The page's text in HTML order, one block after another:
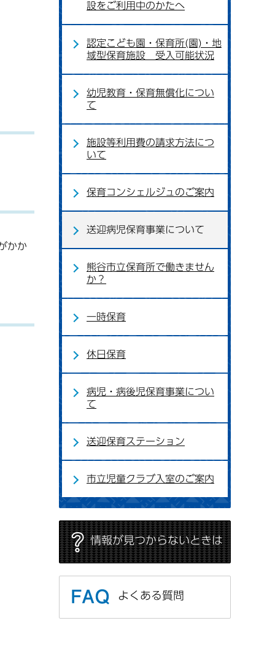
かか
設をご利用中のかたへ
認定こども園・保育所(園)・地
域型保育施設 受入可能状況
幼児教育・保育無償化につい
て
施設等利用費の請求方法につ
いて
保育コンシェルジュのご案内
送迎病児保育事業について
熊谷市立保育所で働きません
か？
一時保育
休日保育
病児・病後児保育事業につい
て
送迎保育ステーション
市立児童クラブ入室のご案内
情報が見つからないときは
よくある質問